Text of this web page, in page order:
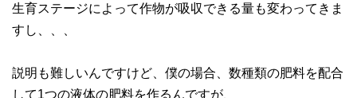
生育ステージによって作物が吸収できる量も変わってきま
すし、、、
説明も難しいんですけど、僕の場合、数種類の肥料を配合
して1つの液体の肥料を作るんですが、